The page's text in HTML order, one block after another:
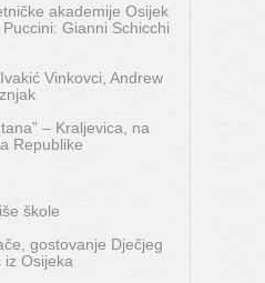
akademije Osijek
Gianni Schicchi
Vinkovci, Andrew
– Kraljevica, na
Republike
škole
gostovanje Dječjeg
iz Osijeka